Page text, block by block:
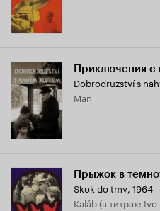
Приключения с
Dobrodruzství s
Man
Прыжок в
Skok do tmy, 1964
Kaláb (в титрах: